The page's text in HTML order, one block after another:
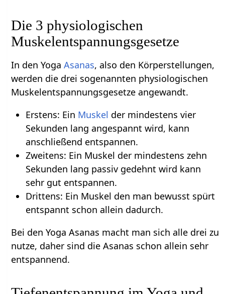
Die 3 physiologischen
Muskelentspannungsgesetze
In den YogaAsanas, also den Körperstellungen,
werden die drei sogenannten physiologischen
Muskelentspannungsgesetze angewandt.
Erstens: Ein Muskel der mindestens vier
Sekunden lang angespannt wird, kann
anschließend entspannen.
Zweitens: Ein Muskel der mindestens zehn
Sekunden lang passiv gedehnt wird kann
sehr gut entspannen.
Drittens: Ein Muskel den man bewusst spürt
entspannt schon allein dadurch.
Bei den Yoga Asanas macht man sich alle drei zu
nutze, daher sind die Asanas schon allein sehr
entspannend.